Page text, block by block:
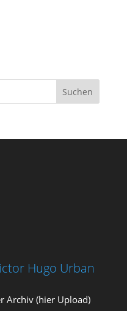
Hugo Urban
Archiv (hier Upload)